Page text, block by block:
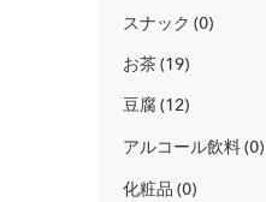
スナック 0
お茶 19
豆腐 12
アルコール飲料 0
化粧品 0